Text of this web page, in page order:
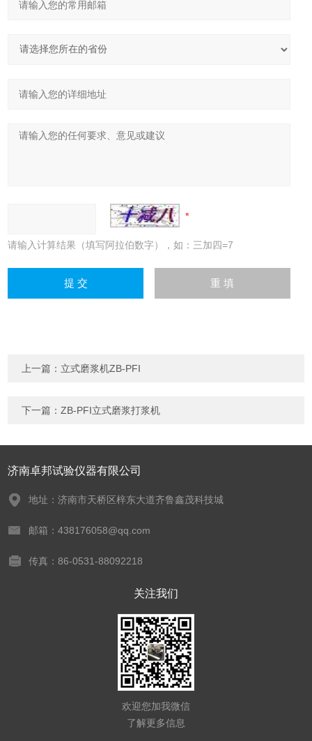
请输入计算结果（填写阿拉伯数字），如：三加四=7
上一篇： 立式磨浆机ZB-PFI
下一篇：ZB-PFI立式磨浆打浆机
济南卓邦试验仪器有限公司
地址：济南市天桥区梓东大道齐鲁鑫茂科技城
邮箱：438176058@qq.com
传真：86-0531-88092218
关注我们
欢迎您加我微信
了解更多信息